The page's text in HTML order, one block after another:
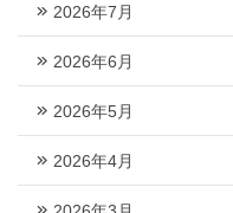
2026年7月
2026年6月
2026年5月
2026年4月